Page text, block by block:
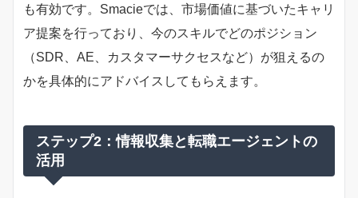
も有効です。Smacieでは、市場価値に基づいたキャリ
ア提案を行っており、今のスキルでどのポジション
（SDR、AE、カスタマーサクセスなど）が狙えるの
かを具体的にアドバイスしてもらえます。
ステップ2：情報収集と転職エージェントの
活用